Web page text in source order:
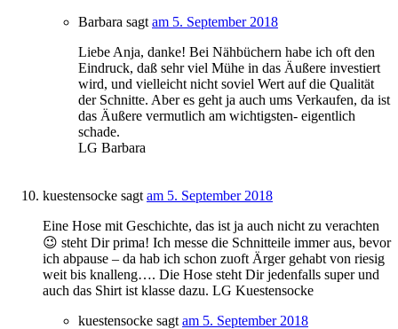
Barbara sagt am 5. September 2018
Liebe Anja, danke! Bei Nähbüchern habe ich oft den
Eindruck, daß sehr viel Mühe in das Äußere investiert
wird, und vielleicht nicht soviel Wert auf die Qualität
der Schnitte. Aber es geht ja auch ums Verkaufen, da ist
das Äußere vermutlich am wichtigsten- eigentlich
schade.
LG Barbara
kuestensocke sagt am 5. September 2018
Eine Hose mit Geschichte, das ist ja auch nicht zu verachten
😉 steht Dir prima! Ich messe die Schnitteile immer aus, bevor
ich abpause – da hab ich schon zuoft Ärger gehabt von riesig
weit bis knalleng…. Die Hose steht Dir jedenfalls super und
auch das Shirt ist klasse dazu. LG Kuestensocke
kuestensocke sagt am 5. September 2018